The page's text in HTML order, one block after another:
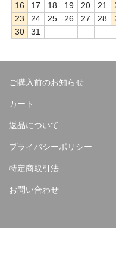
16
17 18 19 20 21
23
24 25 26 27 28
30
31
ご購入前のお知らせ
カート
返品について
プライバシーポリシー
特定商取引法
お問い合わせ